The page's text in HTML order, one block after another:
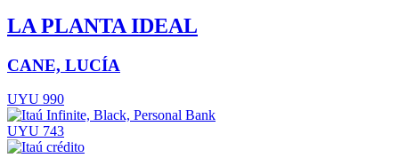
LA PLANTA IDEAL
CANE, LUCÍA
UYU 990
UYU 743